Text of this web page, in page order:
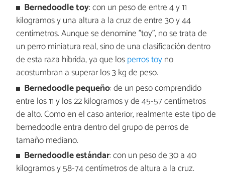
Bernedoodle toy: con un peso de entre 4 y 11
kilogramos y una altura a la cruz de entre 30 y 44
centímetros. Aunque se denomine "toy", no se trata de
un perro miniatura real, sino de una clasificación dentro
de esta raza híbrida, ya que losperros toyno
acostumbran a superar los 3 kg de peso.
Bernedoodle pequeño: de un peso comprendido
entre los 11 y los 22 kilogramos y de 45-57 centímetros
de alto. Como en el caso anterior, realmente este tipo de
bernedoodle entra dentro del grupo de perros de
tamaño mediano.
Bernedoodle estándar: con un peso de 30 a 40
kilogramos y 58-74 centímetros de altura a la cruz.